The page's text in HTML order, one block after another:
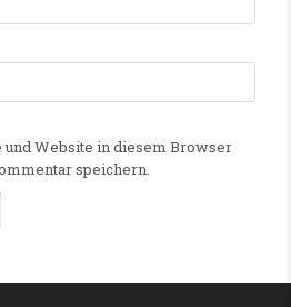
Website in diesem Browser
speichern.